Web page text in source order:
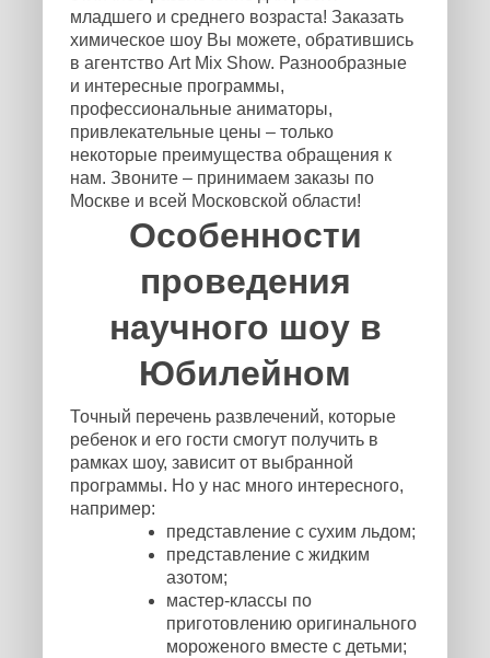
младшего и среднего возраста! Заказать
химическое шоу Вы можете, обратившись
в агентство Art Mix Show. Разнообразные
и интересные программы,
профессиональные аниматоры,
привлекательные цены – только
некоторые преимущества обращения к
нам. Звоните – принимаем заказы по
Москве и всей Московской области!
Особенности
проведения
научного шоу в
Юбилейном
Точный перечень развлечений, которые
ребенок и его гости смогут получить в
рамках шоу, зависит от выбранной
программы. Но у нас много интересного,
например:
представление с сухим льдом;
представление с жидким
азотом;
мастер-классы по
приготовлению оригинального
мороженого вместе с детьми;